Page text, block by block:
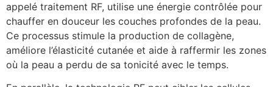
appelé traitement RF, utilise une énergie contrôlée pour
chauffer en douceur les couches profondes de la peau.
Ce processus stimule la production de collagène,
améliore l’élasticité cutanée et aide à raffermir les zones
où la peau a perdu de sa tonicité avec le temps.